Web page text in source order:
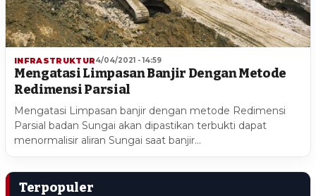
INFRASTRUKTUR4/04/2021 - 14:59
Mengatasi Limpasan Banjir Dengan Metode
Redimensi Parsial
Mengatasi Limpasan banjir dengan metode Redimensi
Parsial badan Sungai akan dipastikan terbukti dapat
menormalisir aliran Sungai saat banjir…
Terpopuler